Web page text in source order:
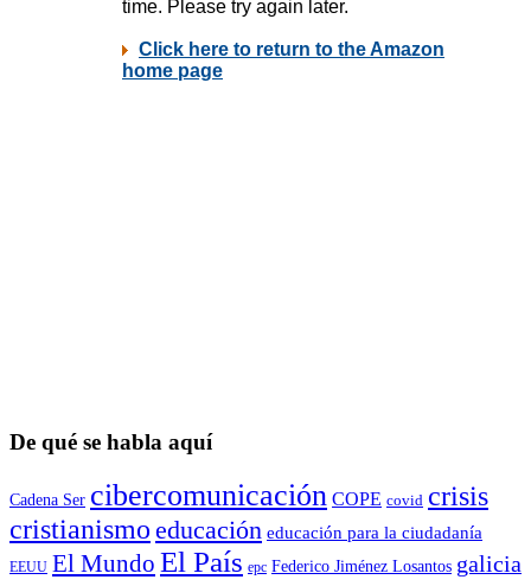
De qué se habla aquí
Cadena Ser cibercomunicación COPE covid crisis
cristianismo educación educación para la ciudadaní­a
EEUU El Mundo El País epc Federico Jiménez Losantos galicia